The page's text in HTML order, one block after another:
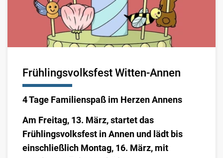
Frühlingsvolksfest Witten-Annen
4 Tage Familienspaß im Herzen Annens
Am Freitag, 13. März, startet das
Frühlingsvolksfest in Annen und lädt bis
einschließlich Montag, 16. März, mit